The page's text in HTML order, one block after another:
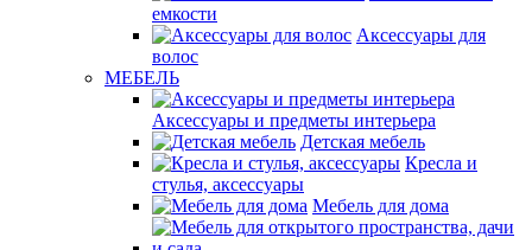
емкости
Аксессуары для
волос
МЕБЕЛЬ
Аксессуары и предметы интерьера
Детская мебель
Кресла и
стулья, аксессуары
Мебель для дома